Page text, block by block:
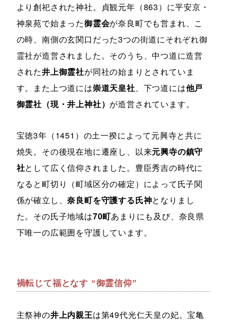
より創祀された神社。貞観元年（863）に平安京・
神泉苑で始まった御霊会が奈良町でも営まれ、こ
の時、南側の玄関口だった3つの街道にそれぞれ御
霊社が造営されました。そのうち、中つ道に造営
された井上御霊社が同社の始まりとされていま
す。また上つ道には崇道天皇社、下つ道には他戸
御霊社（現・井上神社） が造営されています。
宝徳3年（1451）の土一揆によって元興寺と共に
焼失。その後現在地に遷座し、以来元興寺の鎮守
社として広く信仰されました。豊臣秀吉の時代に
なると町切り（町域区分の確定）によって氏子関
係が確立し、奈良町を守護する氏神となりまし
た。その氏子地域は70町あまりにも及び、奈良県
下唯一の広範囲を守護しています。
禍転じて福となす “御霊信仰”
主祭神の井上内親王は第49代光仁天皇の妃。宝亀